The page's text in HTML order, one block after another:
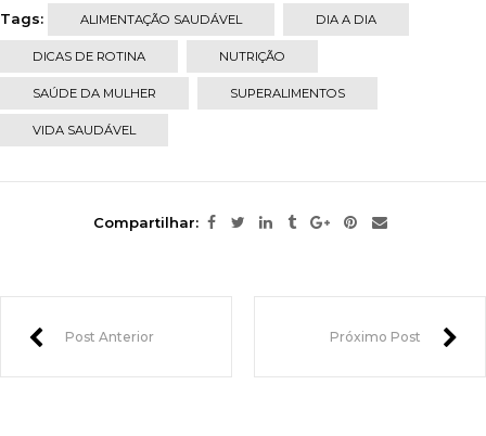
Tags: ALIMENTAÇÃO SAUDÁVEL DIA A DIA
DICAS DE ROTINA NUTRIÇÃO
SAÚDE DA MULHER SUPERALIMENTOS
VIDA SAUDÁVEL
Compartilhar:
Post Anterior Próximo Post